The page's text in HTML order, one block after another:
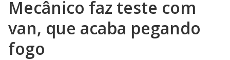
Mecânico faz teste com
van, que acaba pegando
fogo